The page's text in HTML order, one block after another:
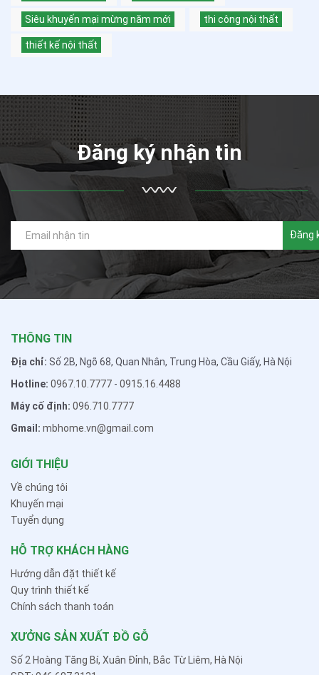
Siêu khuyến mại mừng năm mới thi công nội thất
thiết kế nội thất
Đăng ký nhận tin
Đăng
THÔNG TIN
Địa chỉ: Số 2B, Ngõ 68, Quan Nhân, Trung Hòa, Cầu Giấy, Hà Nội
Hotline: 0967.10.7777 - 0915.16.4488
Máy cố định: 096.710.7777
Gmail: mbhome.vn@gmail.com
GIỚI THIỆU
Về chúng tôi
Khuyến mại
Tuyển dụng
HỖ TRỢ KHÁCH HÀNG
Hướng dẫn đặt thiết kế
Quy trình thiết kế
Chính sách thanh toán
XƯỞNG SẢN XUẤT ĐỒ GỖ
Số 2 Hoàng Tăng Bí, Xuân Đỉnh, Bắc Từ Liêm, Hà Nội